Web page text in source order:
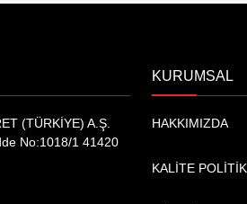
(TÜRKİYE) A.Ş.
No:1018/1 41420
KURUMSAL
HAKKIMIZDA
KALİTE